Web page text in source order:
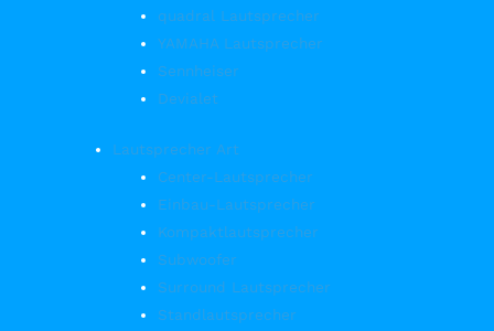
quadral Lautsprecher
YAMAHA Lautsprecher
Sennheiser
Devialet
Lautsprecher Art
Center-Lautsprecher
Einbau-Lautsprecher
Kompaktlautsprecher
Subwoofer
Surround Lautsprecher
Standlautsprecher